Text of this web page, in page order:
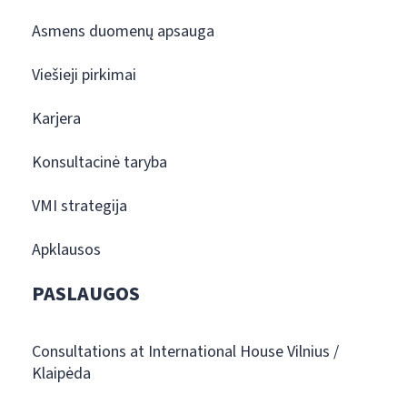
Asmens duomenų apsauga
Viešieji pirkimai
Karjera
Konsultacinė taryba
VMI strategija
Apklausos
PASLAUGOS
Consultations at International House Vilnius /
Klaipėda